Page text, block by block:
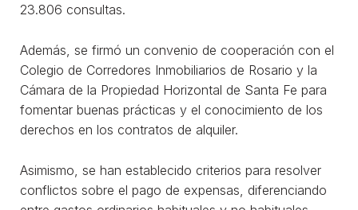
23.806 consultas.
Además, se firmó un convenio de cooperación con el
Colegio de Corredores Inmobiliarios de Rosario y la
Cámara de la Propiedad Horizontal de Santa Fe para
fomentar buenas prácticas y el conocimiento de los
derechos en los contratos de alquiler.
Asimismo, se han establecido criterios para resolver
conflictos sobre el pago de expensas, diferenciando